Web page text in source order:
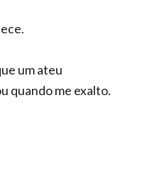
um ateu
quando me exalto.